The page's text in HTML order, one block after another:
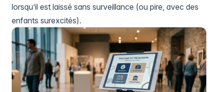
lorsqu’il est laissé sans surveillance (ou pire, avec des
enfants surexcités).